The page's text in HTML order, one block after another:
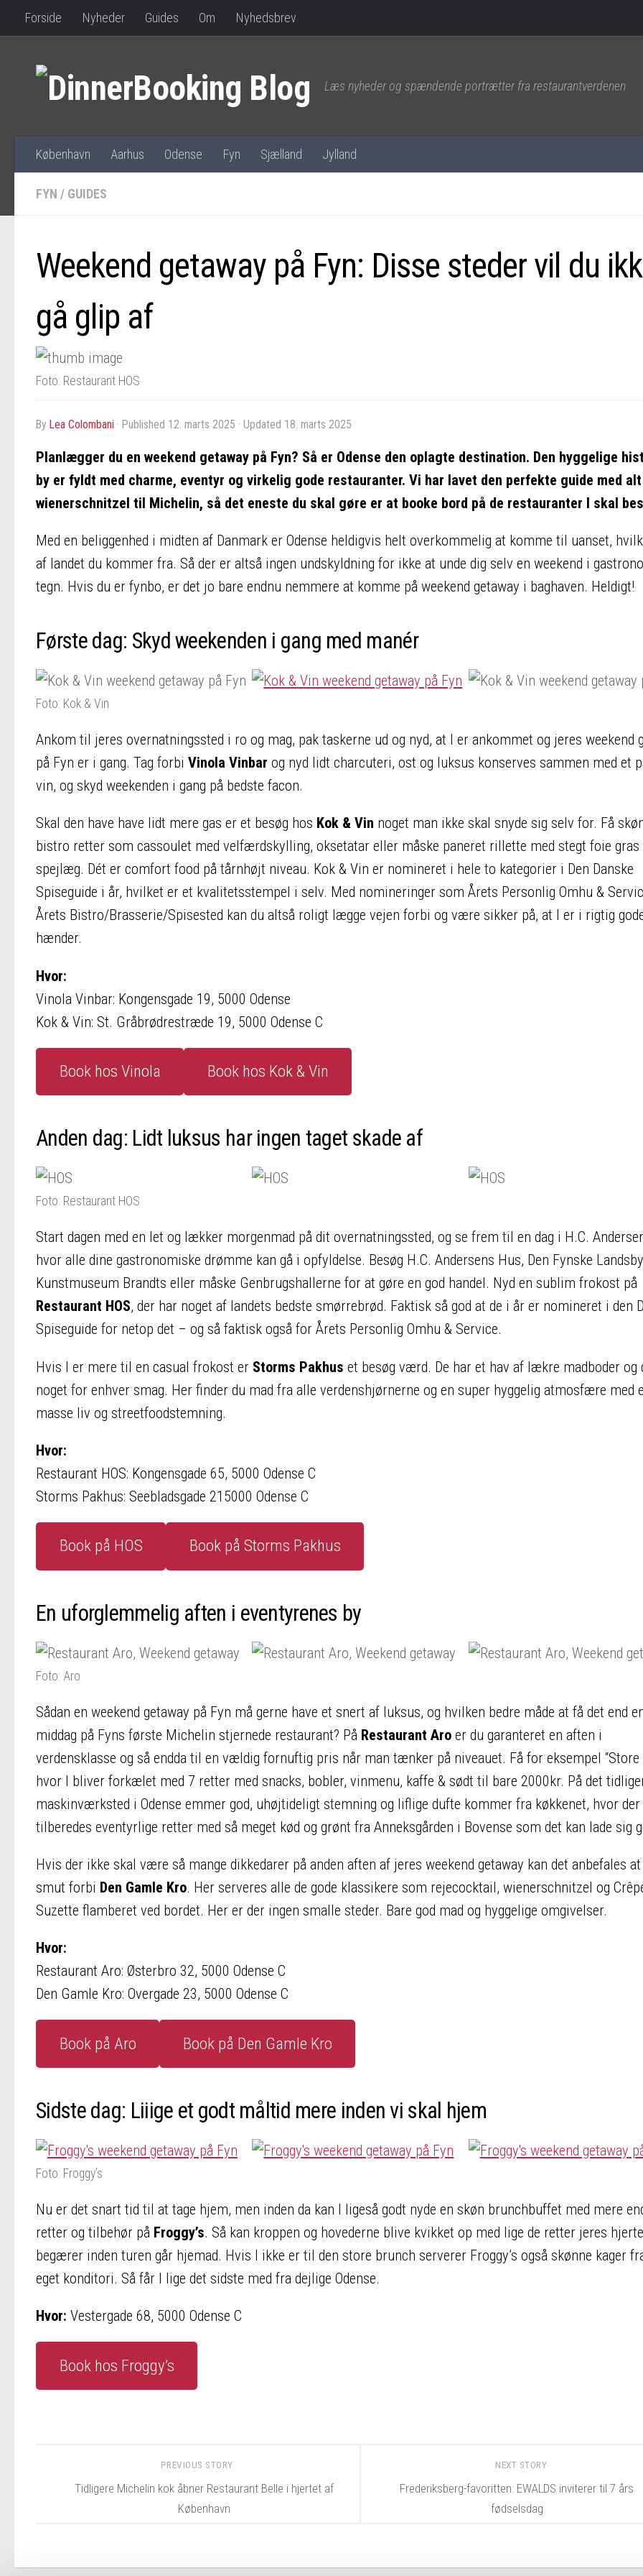
Forside Nyheder Guides Om Nyhedsbrev
Læs nyheder og spændende portrætter fra restaurantverdenen
København Aarhus Odense Fyn Sjælland Jylland
FYN / GUIDES
Weekend getaway på Fyn: Disse steder vil du
gå glip af
Foto: Restaurant HOS
by Lea Colombani · Published 12. marts 2025 · Updated 18. marts 2025
Planlægger du en weekend getaway på Fyn? Så er Odense den oplagte destination. Den hyggelige
by er fyldt med charme, eventyr og virkelig gode restauranter. Vi har lavet den perfekte guide med
wienerschnitzel til Michelin, så det eneste du skal gøre er at booke bord på de restauranter I skal
Med en beliggenhed i midten af Danmark er Odense heldigvis helt overkommelig at komme til uanset,
af landet du kommer fra. Så der er altså ingen undskyldning for ikke at unde dig selv en weekend i
tegn. Hvis du er fynbo, er det jo bare endnu nemmere at komme på weekend getaway i baghaven. Heldigt!
Første dag: Skyd weekenden i gang med manér
Foto: Kok & Vin
Ankom til jeres overnatningssted i ro og mag, pak taskerne ud og nyd, at I er ankommet og jeres weekend
på Fyn er i gang. Tag forbi Vinola Vinbar og nyd lidt charcuteri, ost og luksus konserves sammen med et
vin, og skyd weekenden i gang på bedste facon.
Skal den have have lidt mere gas er et besøg hos Kok & Vin noget man ikke skal snyde sig selv for. Få
bistro retter som cassoulet med velfærdskylling, oksetatar eller måske paneret rillette med stegt foie gras
spejlæg. Dét er comfort food på tårnhøjt niveau. Kok & Vin er nomineret i hele to kategorier i Den Danske
Spiseguide i år, hvilket er et kvalitetsstempel i selv. Med nomineringer som Årets Personlig Omhu &
Årets Bistro/Brasserie/Spisested kan du altså roligt lægge vejen forbi og være sikker på, at I er i rigtig
hænder.
Hvor:
Vinola Vinbar: Kongensgade 19, 5000 Odense
Kok & Vin: St. Gråbrødrestræde 19, 5000 Odense C
Book hos Vinola Book hos Kok & Vin
Anden dag: Lidt luksus har ingen taget skade af
Foto: Restaurant HOS
Start dagen med en let og lækker morgenmad på dit overnatningssted, og se frem til en dag i H.C.
hvor alle dine gastronomiske drømme kan gå i opfyldelse. Besøg H.C. Andersens Hus, Den Fynske
Kunstmuseum Brandts eller måske Genbrugshallerne for at gøre en god handel. Nyd en sublim frokost på
Restaurant HOS, der har noget af landets bedste smørrebrød. Faktisk så god at de i år er nomineret i den
Spiseguide for netop det – og så faktisk også for Årets Personlig Omhu & Service.
Hvis I er mere til en casual frokost er Storms Pakhus et besøg værd. De har et hav af lækre madboder og
noget for enhver smag. Her finder du mad fra alle verdenshjørnerne og en super hyggelig atmosfære med
masse liv og streetfoodstemning.
Hvor:
Restaurant HOS: Kongensgade 65, 5000 Odense C
Storms Pakhus: Seebladsgade 215000 Odense C
Book på HOS Book på Storms Pakhus
En uforglemmelig aften i eventyrenes by
Foto: Aro
Sådan en weekend getaway på Fyn må gerne have et snert af luksus, og hvilken bedre måde at få det end
middag på Fyns første Michelin stjernede restaurant? På Restaurant Aro er du garanteret en aften i
verdensklasse og så endda til en vældig fornuftig pris når man tænker på niveauet. Få for eksempel “Store
hvor I bliver forkælet med 7 retter med snacks, bobler, vinmenu, kaffe & sødt til bare 2000kr. På det
maskinværksted i Odense emmer god, uhøjtideligt stemning og liflige dufte kommer fra køkkenet, hvor der
tilberedes eventyrlige retter med så meget kød og grønt fra Anneksgården i Bovense som det kan lade sig
Hvis der ikke skal være så mange dikkedarer på anden aften af jeres weekend getaway kan det anbefales
smut forbi Den Gamle Kro. Her serveres alle de gode klassikere som rejecocktail, wienerschnitzel og
Suzette flamberet ved bordet. Her er der ingen smalle steder. Bare god mad og hyggelige omgivelser.
Hvor:
Restaurant Aro: Østerbro 32, 5000 Odense C
Den Gamle Kro: Overgade 23, 5000 Odense C
Book på Aro Book på Den Gamle Kro
Sidste dag: Liiige et godt måltid mere inden vi skal hjem
Foto: Froggy’s
Nu er det snart tid til at tage hjem, men inden da kan I ligeså godt nyde en skøn brunchbuffet med mere
retter og tilbehør på Froggy’s. Så kan kroppen og hovederne blive kvikket op med lige de retter jeres hjerte
begærer inden turen går hjemad. Hvis I ikke er til den store brunch serverer Froggy’s også skønne kager
eget konditori. Så får I lige det sidste med fra dejlige Odense.
Hvor: Vestergade 68, 5000 Odense C
Book hos Froggy’s
NEXT STORY
Frederiksberg-favoritten: EWALDS inviterer til 7 års
fødselsdag
PREVIOUS STORY
Tidligere Michelin kok åbner Restaurant Belle i hjertet af
København